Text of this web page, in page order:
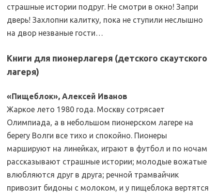
страшные истории подруг. Не смотри в окно! Запри
дверь! Захлопни калитку, пока не ступили неслышно
на двор незваные гости…
Книги для пионерлагеря (детского скаутского
лагеря)
«Пищеблок», Алексей Иванов
Жаркое лето 1980 года. Москву сотрясает
Олимпиада, а в небольшом пионерском лагере на
берегу Волги все тихо и спокойно. Пионеры
маршируют на линейках, играют в футбол и по ночам
рассказывают страшные истории; молодые вожатые
влюбляются друг в друга; речной трамвайчик
привозит бидоны с молоком, и у пищеблока вертятся